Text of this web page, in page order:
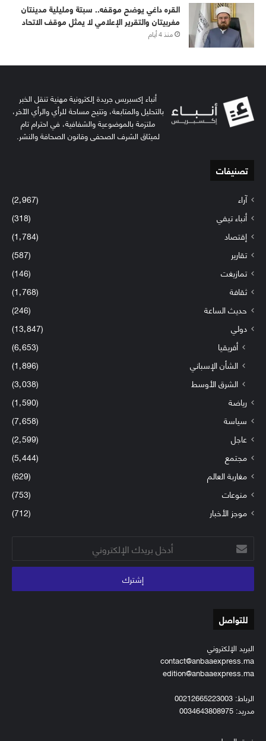
القره داغي يوضح موقفه.. سبتة ومليلية مدينتان
مغربيتان والتقرير الإعلامي لا يمثل موقف الاتحاد
منذ 4 أيام
أنباء إكسبريس جريدة إلكترونية مهنية تنقل الخبر
بالتحليل والمتابعة، وتتيح مساحة للرأي والرأي الآخر،
ملتزمة بالموضوعية والشفافية، في احترام تام
لميثاق الشرف الصحفي وقانون الصحافة والنشر.
تصنيفات
آراء
(2٬967)
أنباء تيفي
(318)
إقتصاد
(1٬784)
تقارير
(587)
تمازيغت
(146)
ثقافة
(1٬768)
حديث الساعة
(246)
دولي
(13٬847)
أفريقيا
(6٬653)
الشأن الإسباني
(1٬896)
الشرق الأوسط
(3٬038)
رياضة
(1٬590)
سياسة
(7٬658)
عاجل
(2٬599)
مجتمع
(5٬444)
مغاربة العالم
(629)
منوعات
(753)
موجز الأخبار
(712)
أدخل
بريدك
الإلكتروني
للتواصل
البريد الإلكتروني
contact@anbaaexpress.ma
edition@anbaaexpress.ma
الرباط: 00212665223003
مدريد: 0034643808975